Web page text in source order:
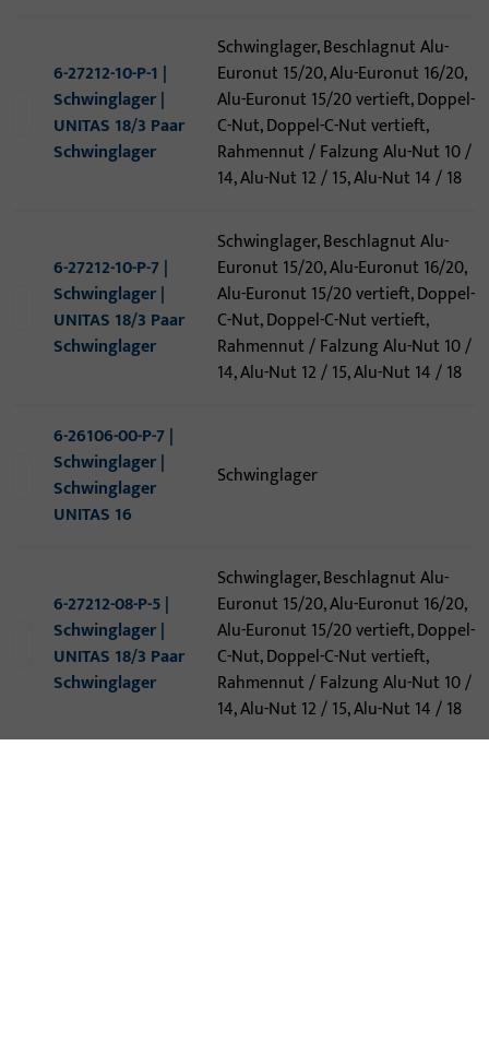
6-27212-10-P-1 |
Schwinglager |
UNITAS 18/3 Paar
Schwinglager
Schwinglager, Beschlagnut Alu-
Euronut 15/20, Alu-Euronut 16/20,
Alu-Euronut 15/20 vertieft, Doppel-
C-Nut, Doppel-C-Nut vertieft,
Rahmennut / Falzung Alu-Nut 10 /
14, Alu-Nut 12 / 15, Alu-Nut 14 / 18
6-27212-10-P-7 |
Schwinglager |
UNITAS 18/3 Paar
Schwinglager
Schwinglager, Beschlagnut Alu-
Euronut 15/20, Alu-Euronut 16/20,
Alu-Euronut 15/20 vertieft, Doppel-
C-Nut, Doppel-C-Nut vertieft,
Rahmennut / Falzung Alu-Nut 10 /
14, Alu-Nut 12 / 15, Alu-Nut 14 / 18
6-26106-00-P-7 |
Schwinglager |
Schwinglager
UNITAS 16
Schwinglager
6-27212-08-P-5 |
Schwinglager |
UNITAS 18/3 Paar
Schwinglager
Schwinglager, Beschlagnut Alu-
Euronut 15/20, Alu-Euronut 16/20,
Alu-Euronut 15/20 vertieft, Doppel-
C-Nut, Doppel-C-Nut vertieft,
Rahmennut / Falzung Alu-Nut 10 /
14, Alu-Nut 12 / 15, Alu-Nut 14 / 18